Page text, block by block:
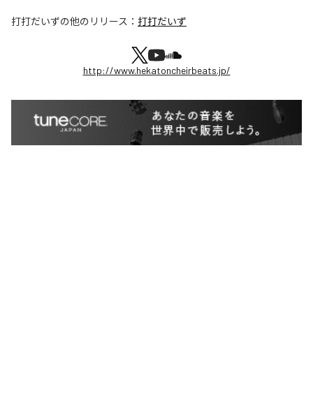
打打だいずの他のリリース： 打打だいず
http://www.hekatoncheirbeats.jp/